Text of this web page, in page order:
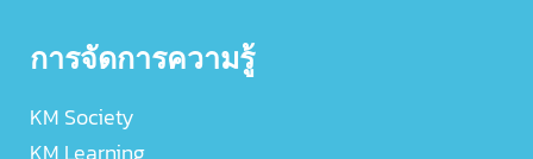
การจัดการความรู้
KM Society
KM Learning